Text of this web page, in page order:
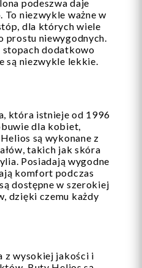
podeszwa daje
To niezwykle ważne w
dla których wiele
prostu niewygodnych.
stopach dodatkowo
są niezwykle lekkie.
która istnieje od 1996
dla kobiet,
są wykonane z
takich jak skóra
Posiadają wygodne
komfort podczas
dostępne w szerokiej
dzięki czemu każdy
z wysokiej jakości i